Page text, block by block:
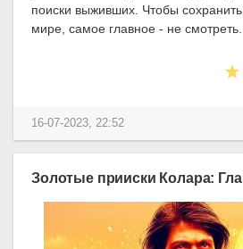
поиски выживших. Чтобы
мире, самое главное - не смотреть.
16-07-2023, 22:52
Золотые прииски Колара: